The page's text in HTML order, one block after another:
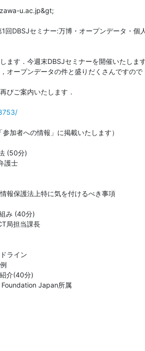
u.ac.jp&gt;
DBSJセミナー:万博・オープンデータ・個
す．今週末DBSJセミナーを開催いたします
オープンデータの件と盛りだくさんですので
びご案内いたします．
加者への情報」に掲載いたします）
(50分)
護士
報保護法上特に気を付けるべき事項
み (40分)
局担当課長
ライン
介(40分)
Japan所属